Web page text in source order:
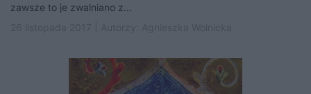
zawsze to je zwalniano z...